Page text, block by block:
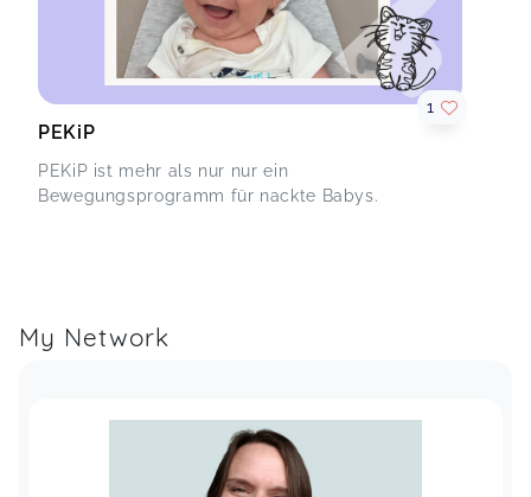
PEKiP
PEKiP ist mehr als nur nur ein
Bewegungsprogramm für nackte Babys.
1
My Network